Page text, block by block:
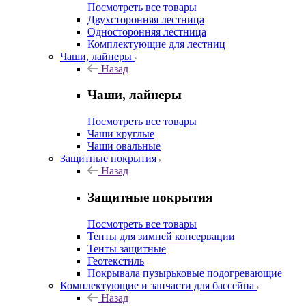
Посмотреть все товары
Двухсторонняя лестница
Односторонняя лестница
Комплектующие для лестниц
Чаши, лайнеры
Назад
Чаши, лайнеры
Посмотреть все товары
Чаши круглые
Чаши овальные
Защитные покрытия
Назад
Защитные покрытия
Посмотреть все товары
Тенты для зимней консервации
Тенты защитные
Геотекстиль
Покрывала пузырьковые подогревающие
Комплектующие и запчасти для бассейна
Назад